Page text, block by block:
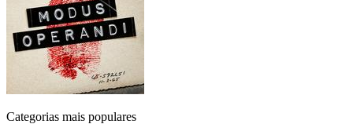
Categorias mais populares